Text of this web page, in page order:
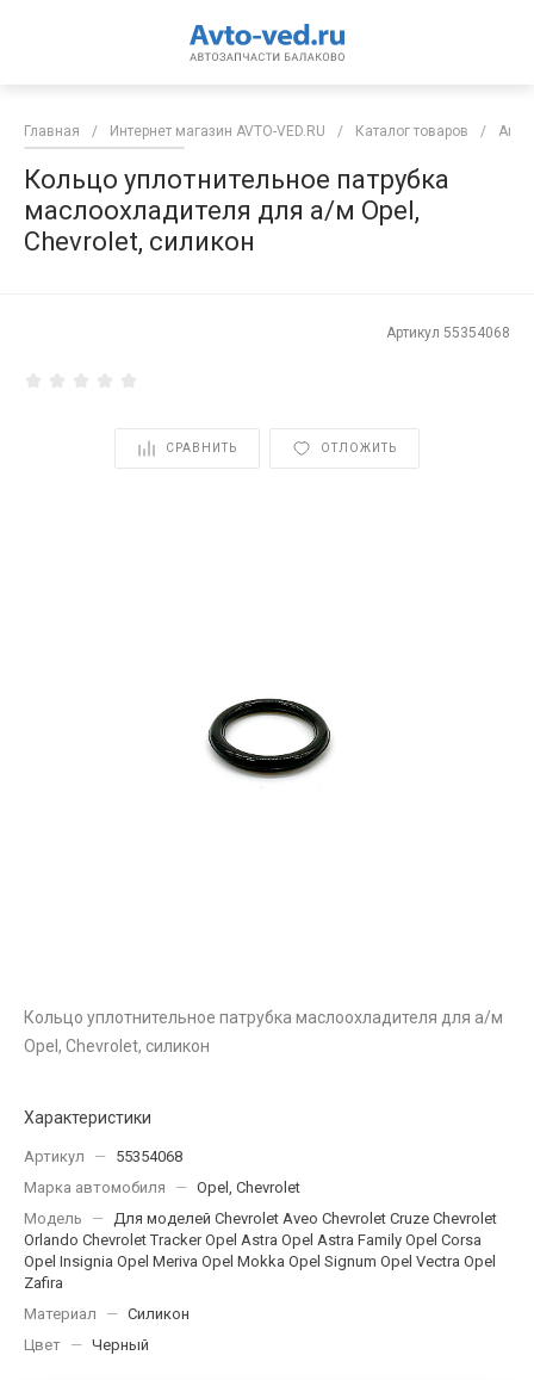
Главная / Интернет магазин AVTO-VED.RU / Каталог товаров /
Кольцо уплотнительное патрубка
маслоохладителя для а/м Opel,
Chevrolet, силикон
Артикул 55354068
СРАВНИТЬ ОТЛОЖИТЬ
Кольцо уплотнительное патрубка маслоохладителя для а/м
Opel, Chevrolet, силикон
Характеристики
Артикул — 55354068
Марка автомобиля
— Opel, Chevrolet
Модель
— Для моделей Chevrolet Aveo Chevrolet Cruze Chevrolet
Orlando Chevrolet Tracker Opel Astra Opel Astra Family Opel Corsa
Opel Insignia Opel Meriva Opel Mokka Opel Signum Opel Vectra Opel
Zafira
Материал
— Силикон
Цвет — Черный